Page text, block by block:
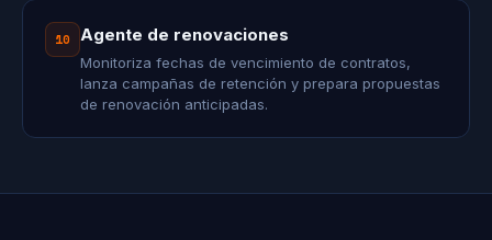
10 Agente de renovaciones
Monitoriza fechas de vencimiento de contratos,
lanza campañas de retención y prepara propuestas
de renovación anticipadas.